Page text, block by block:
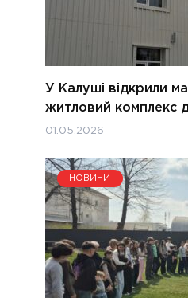
У Калуші відкрили
житловий комплекс
01.05.2026
НОВИНИ